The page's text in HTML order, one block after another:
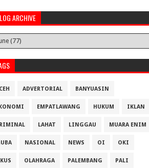
ARCHIVE
ADVERTORIAL BANYUASIN
EMPATLAWANG HUKUM IKLAN
LAHAT LINGGAU MUARA ENIM
NASIONAL NEWS OI OKI
OLAHRAGA PALEMBANG PALI